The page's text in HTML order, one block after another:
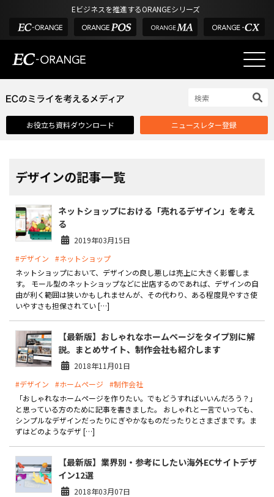
Eビジネスを推進するORANGEシリーズ
選ばれる理由
課題解決例
外部サービス連携
インフラ環境・サポート
費用
製品
特長
ショッピングモール型 EC
マルチテナント、マルチブランドなど
通販受注対応
EC運用支援
継続的に結果を出し続けるECサイトへ
スクラッチ開発
ライセンス契約
内製化支援
お役立ち資料ダウンロード ニュースレター登録
デザインの記事一覧
ネットショップにおける「売れるデザイン」を考え
る
2019年03月15日
#デザイン
#ネットショップ
ネットショップにおいて、デザインの良し悪しは売上に大きく影響しま
す。 モール型のネットショップなどに出店するのであれば、デザインの自
由が利く範囲は狭いかもしれませんが、その代わり、ある程度見やすさ使
いやすさも担保されてい […]
【最新版】おしゃれなホームページをタイプ別に解
説。まとめサイト、制作会社も紹介します
2018年11月01日
#デザイン
#ホームページ
#制作会社
「おしゃれなホームページを作りたい。でもどうすればいいんだろう？」
と思っている方のために記事を書きました。 おしゃれと一言でいっても、
シンプルなデザインだったりにぎやかなものだったりとさまざまです。ま
ずはどのようなデザ […]
【最新版】業界別・参考にしたい海外ECサイトデザ
イン12選
2018年03月07日